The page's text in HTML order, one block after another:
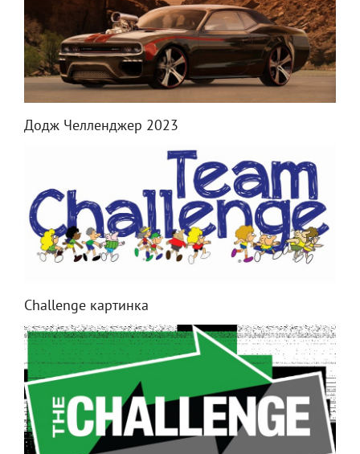
Додж Челленджер 2023
Challenge картинка